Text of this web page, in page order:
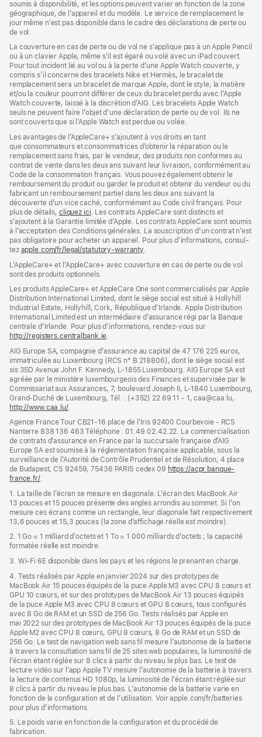
nouvelle
fenêtre)
soumis à disponibilité, et les options peuvent varier en fonction de la zone
géographique, de l’appareil et du modèle. Le service de remplacement le
jour même n’est pas disponible dans le cadre des déclarations de perte ou
de vol.
La couverture en cas de perte ou de vol ne s’applique pas à un Apple Pencil
ou à un clavier Apple, même s’il est égaré ou volé avec un iPad couvert.
Pour tout incident lié au vol ou à la perte d’une Apple Watch couverte, y
compris s’il concerne des bracelets Nike et Hermès, le bracelet de
remplacement sera un bracelet de marque Apple, dont le style, la matière
et/ou la couleur pourront différer de ceux du bracelet perdu avec l’Apple
Watch couverte, laissé à la discrétion d’AIG. Les bracelets Apple Watch
seuls ne peuvent faire l’objet d’une déclaration de perte ou de vol. Ils ne
sont couverts que si l’Apple Watch est perdue ou volée.
Les avan­tages de l’AppleCare+ s’ajoutent à vos droits en tant
que consommateurs et consommatrices d’obtenir la réparation ou le
rempla­cement sans frais, par le vendeur, des pro­duits non conformes au
contrat de vente dans les deux ans suivant leur livraison, conformément au
Code de la consom­mation français. Vous pouvez égale­ment obtenir le
rembour­sement du produit ou garder le produit et obtenir du vendeur ou du
fabricant un rembour­sement partiel dans les deux ans suivant la
découverte d’un vice caché, conformément au Code civil français. Pour
plus de détails, cliquez ici(s’ouvre
dans
une
nouvelle
fenêtre)
. Les contrats AppleCare sont distincts et
s’ajoutent à la Garantie limitée d’Apple. Les contrats AppleCare sont soumis
à l’acceptation des Conditions générales. La souscription d’un contrat n’est
pas obligatoire pour acheter un appa­reil. Pour plus d’infor­mations, consul­
tez apple.com/fr/legal/statutory-warranty(s’ouvre
une
fenêtre)
.
L’AppleCare+ et l’AppleCare+ avec couver­ture en cas de perte ou de vol
sont des pro­duits optionnels.
Les produits AppleCare+ et AppleCare One sont commercialisés par Apple
Distribution International Limited, dont le siège social est situé à Hollyhill
Industrial Estate, Hollyhill, Cork, République d’Irlande. Apple Distribution
International Limited est un intermédiaire d’assurance régi par la Banque
centrale d’Irlande. Pour plus d’informations, rendez-vous sur
http://registers.centralbank.ie(s’ouvre
une
nouvelle
fenêtre)
.
AIG Europe SA, compagnie d’assurance au capital de 47 176 225 euros,
immatriculée au Luxembourg (RCS n° B 218806), dont le siège social est
sis 35D Avenue John F. Kennedy, L-1855 Luxembourg. AIG Europe SA est
agréée par le ministère luxembourgeois des Finances et supervisée par le
Commissariat aux Assurances, 7, boulevard Joseph II, L-1840 Luxembourg,
Grand-Duché de Luxembourg, Tél. : (+352) 22 69 11 - 1, caa@caa.lu,
http://www.caa.lu/(s’ouvre
une
nouvelle
fenêtre)
.
Agence France Tour CB21-16 place de l’Iris 92400 Courbevoie - RCS
Nanterre 838 136 463 Téléphone : 01.49.02.42.22. La commercialisation
de contrats d’assurance en France par la succursale française d’AIG
Europe SA est soumise à la réglementation française applicable, sous la
surveillance de l’Autorité de Contrôle Prudentiel et de Résolution, 4 place
de Budapest, CS 92459, 75436 PARIS cedex 09 https://acpr.banque-
france.fr/(s’ouvre
une
nouvelle
fenêtre)
.
1. La taille de l’écran se mesure en diagonale. L’écran des MacBook Air
13 pouces et 15 pouces présente des angles arrondis au sommet. Si l’on
mesure ces écrans comme un rectangle, leur diagonale fait respectivement
13,6 pouces et 15,3 pouces (la zone d’affichage réelle est moindre).
2. 1 Go = 1 milliard d’octets et 1 To = 1 000 milliards d’octets ; la capacité
formatée réelle est moindre.
3. Wi-Fi 6E disponible dans les pays et les régions le prenant en charge.
4. Tests réalisés par Apple en janvier 2024 sur des prototypes de
MacBook Air 15 pouces équipés de la puce Apple M3 avec CPU 8 cœurs et
GPU 10 cœurs, et sur des prototypes de MacBook Air 13 pouces équipés
de la puce Apple M3 avec CPU 8 cœurs et GPU 8 cœurs, tous configurés
avec 8 Go de RAM et un SSD de 256 Go. Tests réalisés par Apple en
mai 2022 sur des prototypes de MacBook Air 13 pouces équipés de la puce
Apple M2 avec CPU 8 cœurs, GPU 8 cœurs, 8 Go de RAM et un SSD de
256 Go. Le test de navigation web sans fil mesure l’autonomie de la batterie
à travers la consultation sans fil de 25 sites web populaires, la luminosité de
l’écran étant réglée sur 8 clics à partir du niveau le plus bas. Le test de
lecture vidéo sur l’app Apple TV mesure l’autonomie de la batterie à travers
la lecture de contenus HD 1080p, la luminosité de l’écran étant réglée sur
8 clics à partir du niveau le plus bas. L’autonomie de la batterie varie en
fonction de la configuration et de l’utilisation. Voir apple.com/fr/batteries
pour plus d’informations.
5. Le poids varie en fonction de la configuration et du procédé de
fabrication.